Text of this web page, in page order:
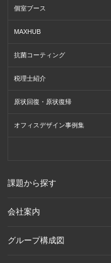
個室ブース
MAXHUB
抗菌コーティング
税理士紹介
原状回復・原状復帰
オフィスデザイン事例集
課題から探す
会社案内
グループ構成図